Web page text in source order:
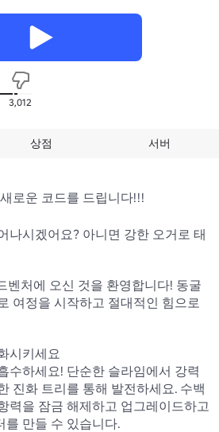
3,012
상점 서버
로운 코드를 드립니다!!!
나시겠어요? 아니면 강한 오거로 태
벤처에 오신 것을 환영합니다! 동굴
여정을 시작하고 절대적인 힘으로
시키세요
수하세요! 단순한 슬라임에서 강력
진화 트리를 통해 발전하세요. 수백
력을 잠금 해제하고 업그레이드하고
를 만들 수 있습니다.